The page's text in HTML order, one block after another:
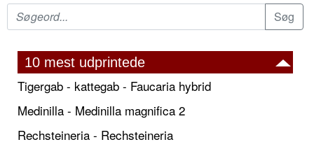
10 mest udprintede
Tigergab - kattegab - Faucaria hybrid
Medinilla - Medinilla magnifica 2
Rechsteineria - Rechsteineria